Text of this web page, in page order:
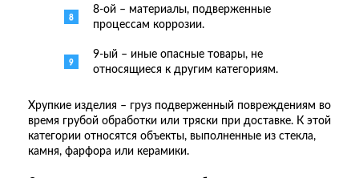
8-ой – материалы, подверженные
процессам коррозии.
9-ый – иные опасные товары, не
относящиеся к другим категориям.
Хрупкие изделия – груз подверженный повреждениям во
время грубой обработки или тряски при доставке. К этой
категории относятся объекты, выполненные из стекла,
камня, фарфора или керамики.